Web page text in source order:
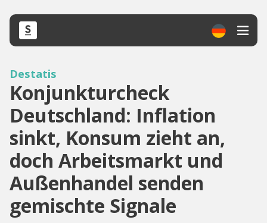
Destatis
Konjunkturcheck
Deutschland: Inflation
sinkt, Konsum zieht an,
doch Arbeitsmarkt und
Außenhandel senden
gemischte Signale